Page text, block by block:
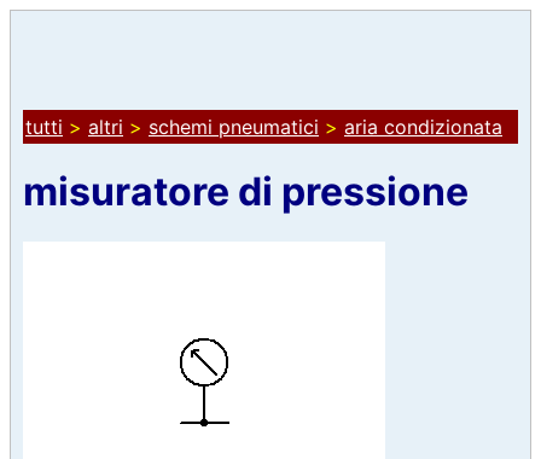
tutti > altri > schemi pneumatici > aria condizionata
misuratore di pressione